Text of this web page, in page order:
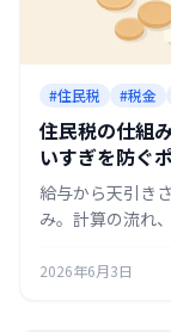
#住民税 #税金
住民税の仕組
いすぎを防ぐ
給与から天引き
み。計算の流れ
2026年6月3日